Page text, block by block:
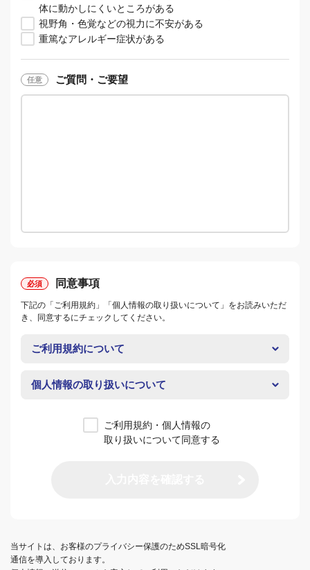
体に動かしにくいところがある
視野角・色覚などの視力に不安がある
重篤なアレルギー症状がある
ご質問・ご要望
同意事項
下記の「ご利用規約」「個人情報の取り扱いについて」をお読みいただ
き、同意するにチェックしてください。
ご利用規約について
個人情報の取り扱いについて
ご利用規約・個人情報の
取り扱いについて同意する
当サイトは、お客様のプライバシー保護のためSSL暗号化
通信を導入しております。